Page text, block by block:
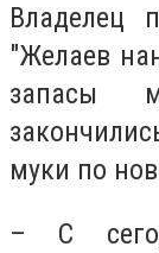
Владелец
"Желаев
запасы
муки по
– С